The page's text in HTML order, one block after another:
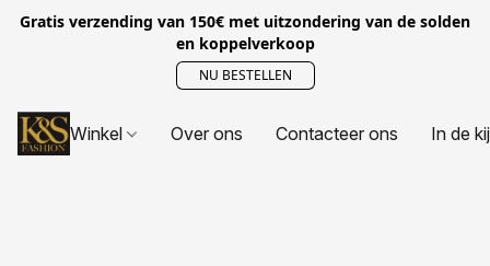
Gratis verzending van 150€ met uitzondering van de solden
en koppelverkoop
NU BESTELLEN
Winkel Over ons Contacteer ons In de